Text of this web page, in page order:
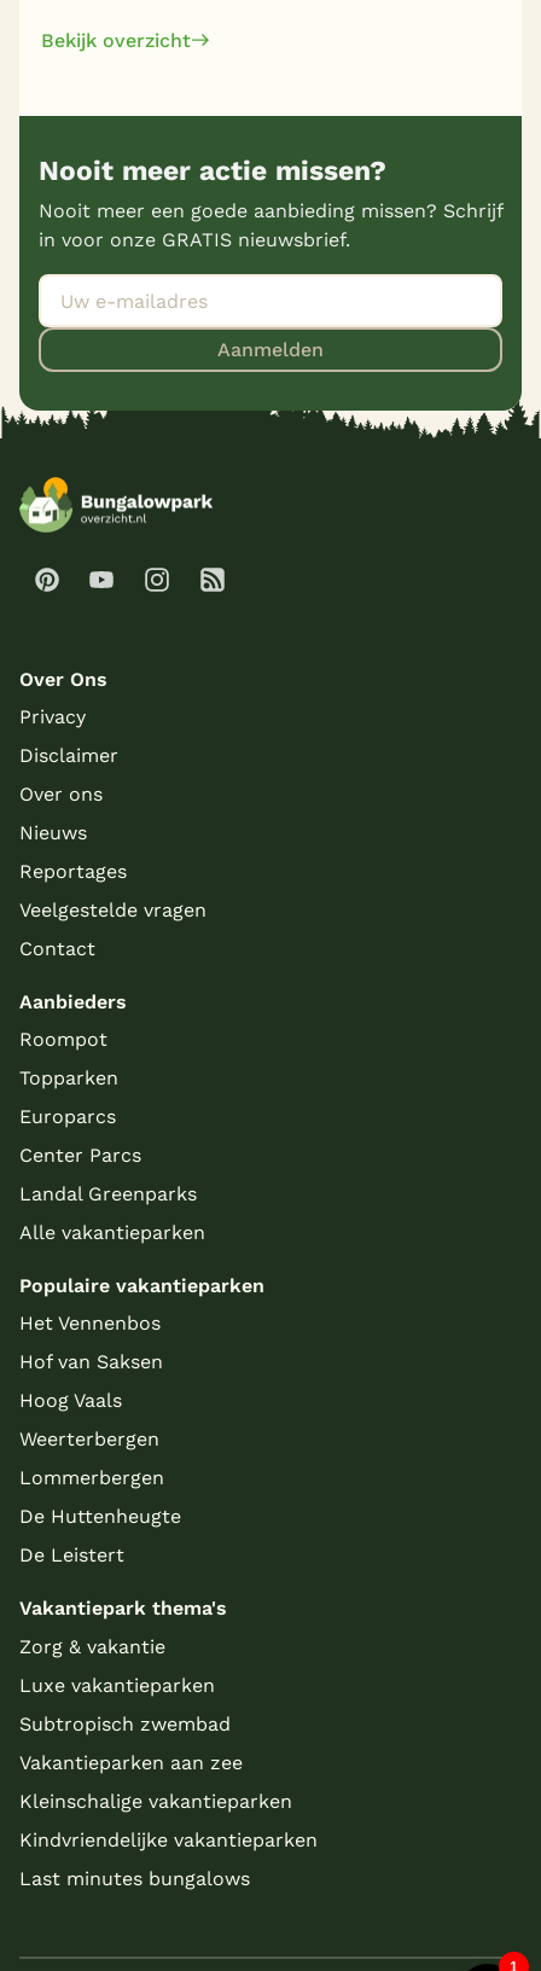
Meer inladen
Bekijk overzicht
Nooit meer actie missen?
Nooit meer een goede aanbieding missen? Schrijf
in voor onze GRATIS nieuwsbrief.
Aanmelden
Over Ons
Privacy
Disclaimer
Over ons
Nieuws
Reportages
Veelgestelde vragen
Contact
Aanbieders
Roompot
Topparken
Europarcs
Center Parcs
Landal Greenparks
Alle vakantieparken
Populaire vakantieparken
Het Vennenbos
Hof van Saksen
Hoog Vaals
Weerterbergen
Lommerbergen
De Huttenheugte
De Leistert
Vakantiepark thema's
Zorg & vakantie
Luxe vakantieparken
Subtropisch zwembad
Vakantieparken aan zee
Kleinschalige vakantieparken
Kindvriendelijke vakantieparken
Last minutes bungalows